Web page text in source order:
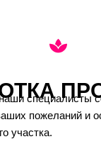
специалисты
пожеланий и
участка.